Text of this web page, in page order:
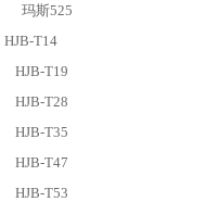
玛斯525
HJB-T14
HJB-T19
HJB-T28
HJB-T35
HJB-T47
HJB-T53